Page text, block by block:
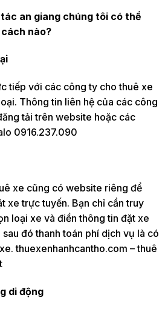
an giang chúng tôi có thể
nào?
tiếp với các công ty cho thuê xe
Thông tin liên hệ của các công
tải trên website hoặc các
0916.237.090
xe cũng có website riêng để
xe trực tuyến. Bạn chỉ cần truy
loại xe và điền thông tin đặt xe
đó thanh toán phí dịch vụ là có
thuexenhanhcantho.com – thuê
di động